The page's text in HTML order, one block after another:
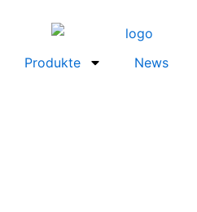
Produkte News